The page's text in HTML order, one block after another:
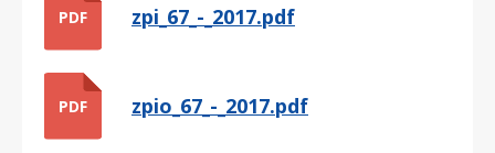
PDF zpi_67_-_2017.pdf
PDF zpio_67_-_2017.pdf